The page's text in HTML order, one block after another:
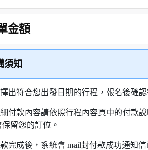
金額
須知
出符合您出發日期的行程，報名後確
付款內容請依照行程內容頁中的付款
保留您的訂位。
完成後，系統會 mail封付款成功通知